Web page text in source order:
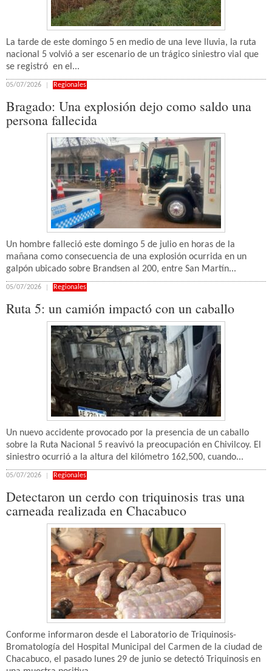
La tarde de este domingo 5 en medio de una leve lluvia, la ruta
nacional 5 volvió a ser escenario de un trágico siniestro vial que
se registró en el...
05/07/2026 Regionales
Bragado: Una explosión dejo como saldo una
persona fallecida
Un hombre falleció este domingo 5 de julio en horas de la
mañana como consecuencia de una explosión ocurrida en un
galpón ubicado sobre Brandsen al 200, entre San Martín...
05/07/2026 Regionales
Ruta 5: un camión impactó con un caballo
Un nuevo accidente provocado por la presencia de un caballo
sobre la Ruta Nacional 5 reavivó la preocupación en Chivilcoy. El
siniestro ocurrió a la altura del kilómetro 162,500, cuando...
05/07/2026 Regionales
Detectaron un cerdo con triquinosis tras una
carneada realizada en Chacabuco
Conforme informaron desde el Laboratorio de Triquinosis-
Bromatología del Hospital Municipal del Carmen de la ciudad de
Chacabuco, el pasado lunes 29 de junio se detectó Triquinosis en